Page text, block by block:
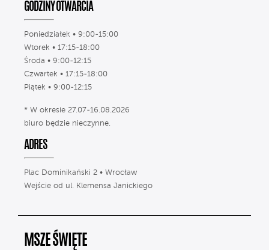
GODZINY OTWARCIA
Poniedziałek • 9:00-15:00
Wtorek • 17:15-18:00
Środa • 9:00-12:15
Czwartek • 17:15-18:00
Piątek • 9:00-12:15
* W okresie 27.07-16.08.2026
biuro będzie nieczynne.
ADRES
Plac Dominikański 2 • Wrocław
Wejście od ul. Klemensa Janickiego
MSZE ŚWIĘTE